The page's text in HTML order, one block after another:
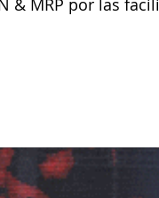
& MRP por las